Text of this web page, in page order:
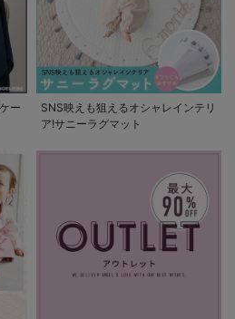
ー
SNS映えも狙えるオシャレインテリ
ア!サニーラグマット